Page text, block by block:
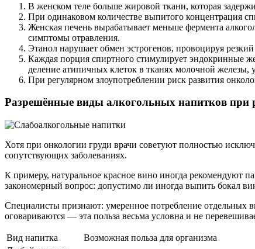
В женском теле больше жировой ткани, которая
При одинаковом количестве выпитого концентрация
Женская печень вырабатывает меньше фермента
симптомы отравления.
Этанол нарушает обмен эстрогенов, провоцируя
Каждая порция спиртного стимулирует эндокринные
деление атипичных клеток в тканях молочной железы,
При регулярном злоупотреблении риск развития
Разрешённые виды алкогольных напитков при
Хотя при онкологии груди врачи советуют полностью
сопутствующих заболеваниях.
К примеру, натуральное красное вино иногда рекомендуют
закономерный вопрос: допустимо ли иногда выпить бокал
Специалисты признают: умеренное потребление отдельных
оговариваются — эта польза весьма условна и не
Вид напитка
Возможная польза для организма